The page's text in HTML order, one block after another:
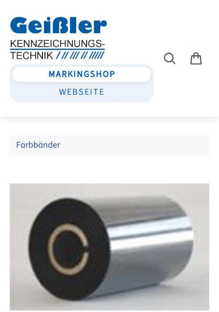
MARKINGSHOP
WEBSEITE
Farbbänder